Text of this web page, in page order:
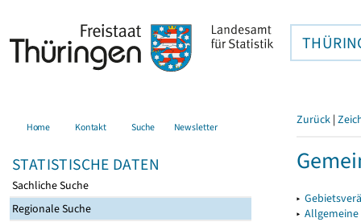
Home Kontakt Suche Newsletter
STATISTISCHE DATEN
Sachliche Suche
Regionale Suche
Zurück |
▸
▸